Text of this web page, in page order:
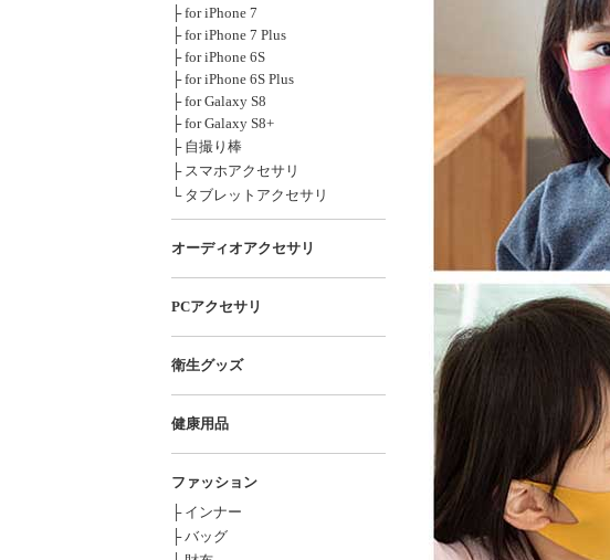
├ for iPhone 7
├ for iPhone 7 Plus
├ for iPhone 6S
├ for iPhone 6S Plus
├ for Galaxy S8
├ for Galaxy S8+
├ 自撮り棒
├ スマホアクセサリ
└ タブレットアクセサリ
オーディオアクセサリ
PCアクセサリ
衛生グッズ
健康用品
ファッション
├ インナー
├ バッグ